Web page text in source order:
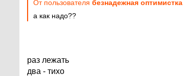
От пользователя безнадежная оптимистка
а как надо??
раз лежать
два - тихо